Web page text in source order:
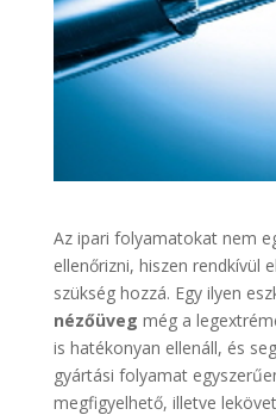
Az ipari folyamatokat nem
ellenőrizni, hiszen rendkívül
szükség hozzá. Egy ilyen
nézőüveg még a
is hatékonyan ellenáll, és
gyártási folyamat
megfigyelhető, illetve